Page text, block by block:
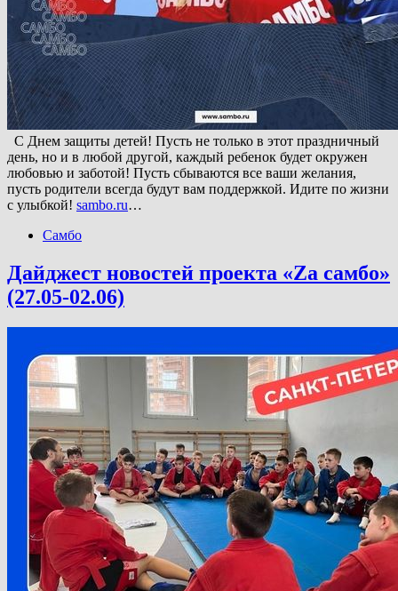
С Днем защиты детей! Пусть не только в этот праздничный
день, но и в любой другой, каждый ребенок будет окружен
любовью и заботой! Пусть сбываются все ваши желания,
пусть родители всегда будут вам поддержкой. Идите по жизни
с улыбкой! sambo.ru…
Самбо
Дайджест новостей проекта «Zа самбо»
(27.05-02.06)